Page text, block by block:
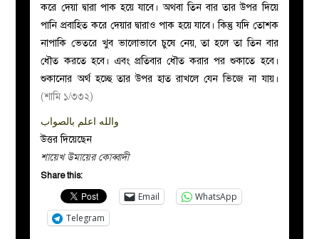
মজলিস
প্রশ্ন
করুন
করে দেয়া দ্বারা পাক হয়ে যাবে। অথবা তিন বার তার উপর দিয়ে
পানি প্রবাহিত করে দেয়ার দ্বারাও পাক হয়ে যাবে। কিন্তু যদি তোশক
নাপাকি ভেতরে খুব ভালোভাবে চুষে নেয়, তা হলে তা তিন বার
ধৌত করতে হবে। এবং প্রতিবার ধৌত করার পর শুকাতে হবে।
শুকানোর অর্থ হচ্ছে তার উপর হাত রাখলে যেন ভিজে না যায়।
(শামি ১/৩৩২)
والله اعلم بالصواب
উত্তর দিয়েছেন
শায়েখ উমায়ের কোব্বাদী
Share this:
Email
WhatsApp
Telegram